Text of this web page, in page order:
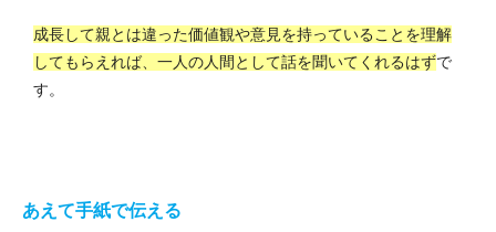
成長して親とは違った価値観や意見を持っていることを理解
してもらえれば、一人の人間として話を聞いてくれるはずで
す。
あえて手紙で伝える